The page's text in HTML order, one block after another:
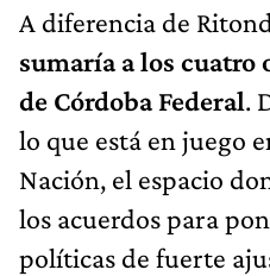
A diferencia de
sumaría a los cuatro
de Córdoba Federal.
lo que está en juego
Nación, el espacio
los acuerdos para
políticas de fuerte